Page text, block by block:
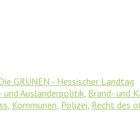
GRÜNEN - Hessischer Landtag
und Ausländerpolitik Brand- und
Kommunen Polizei Recht des